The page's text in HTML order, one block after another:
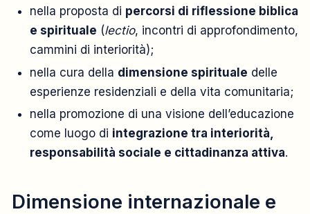
nella proposta di percorsi di riflessione biblica
e spirituale (lectio, incontri di approfondimento,
cammini di interiorità);
nella cura della dimensione spirituale delle
esperienze residenziali e della vita comunitaria;
nella promozione di una visione dell’educazione
come luogo di integrazione tra interiorità,
responsabilità sociale e cittadinanza attiva.
Dimensione internazionale e